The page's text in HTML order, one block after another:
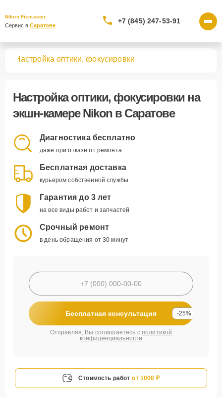
Nikon Fixmaster
Сервис в Саратове
+7 (845) 247-53-91
Настройка оптики, фокусировки
Настройка оптики, фокусировки на
экшн-камере Nikon в Саратове
Диагностика бесплатно
даже при отказе от ремонта
Бесплатная доставка
курьером собственной службы
Гарантия до 3 лет
на все виды работ и запчастей
Срочный ремонт
в день обращения от 30 минут
Бесплатная консультация -25%
Отправляя, Вы соглашаетесь с политикой
конфиденциальности
Стоимость работ от 1000 ₽